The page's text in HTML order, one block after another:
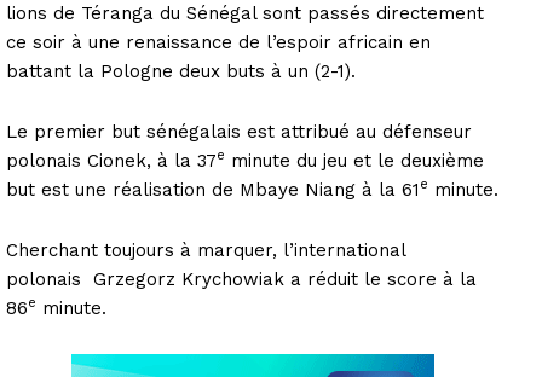
lions de Téranga du Sénégal sont passés directement
ce soir à une renaissance de l’espoir africain en
battant la Pologne deux buts à un (2-1).
Le premier but sénégalais est attribué au défenseur
polonais Cionek, à la 37e minute du jeu et le deuxième
but est une réalisation de Mbaye Niang à la 61 e minute.
Cherchant toujours à marquer, l’international
polonais Grzegorz Krychowiak a réduit le score à la
86e minute.